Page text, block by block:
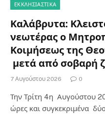
ΕΚΚΛΗΣΙΑΣΤΙΚΑ
Καλάβρυτα:
νεωτέρας ο
Κοιμήσεως της
μετά από σοβαρή
7 Αυγούστου 2026 0
Την Τρίτη 4η Αυγούστου
ώρες και συγκεκριμένα